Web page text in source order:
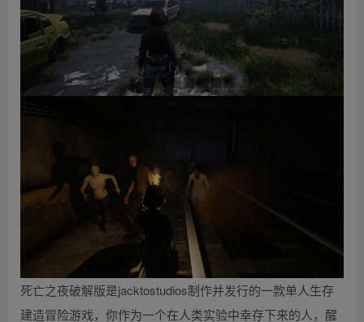
死亡之夜破解版是jacktostudios制作并发行的一款单人生存
建造冒险游戏，你作为一个在人类实验中幸存下来的人，醒